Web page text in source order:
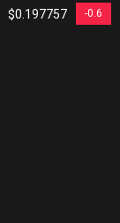
$0.197757 -0.6